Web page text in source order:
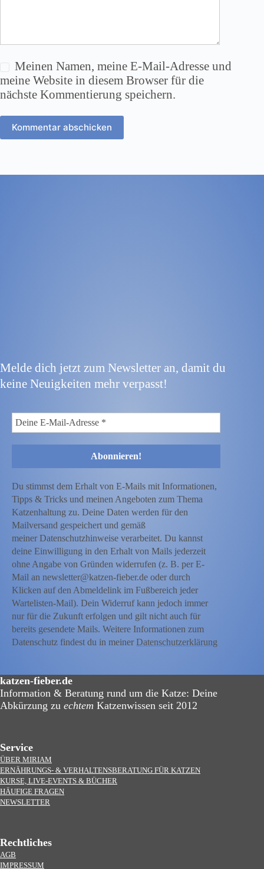
Meinen Namen, meine E-Mail-Adresse und
meine Website in diesem Browser für die
nächste Kommentierung speichern.
Kommentar abschicken
Melde dich jetzt zum Newsletter an, damit du
keine Neuigkeiten mehr verpasst!
Du stimmst dem Erhalt von E-Mails mit Informationen,
Tipps & Tricks und meinen Angeboten zum Thema
Katzenhaltung zu. Deine Daten werden für den
Mailversand gespeichert und gemäß
meiner Datenschutzhinweise verarbeitet. Du kannst
deine Einwilligung in den Erhalt von Mails jederzeit
ohne Angabe von Gründen widerrufen (z. B. per E-
Mail an newsletter@katzen-fieber.de oder durch
Klicken auf den Abmeldelink im Fußbereich jeder
Wartelisten-Mail). Dein Widerruf kann jedoch immer
nur für die Zukunft erfolgen und gilt nicht auch für
bereits gesendete Mails. Weitere Informationen zum
Datenschutz findest du in meinerDatenschutzerklärung
katzen-fieber.de
Information & Beratung rund um die Katze: Deine
Abkürzung zu echtem Katzenwissen seit 2012
Service
ÜBER MIRIAM
ERNÄHRUNGS- & VERHALTENSBERATUNG FÜR KATZEN
KURSE, LIVE-EVENTS & BÜCHER
HÄUFIGE FRAGEN
NEWSLETTER
Rechtliches
AGB
IMPRESSUM